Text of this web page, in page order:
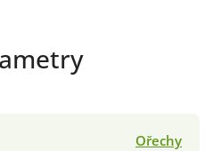
Ořechy